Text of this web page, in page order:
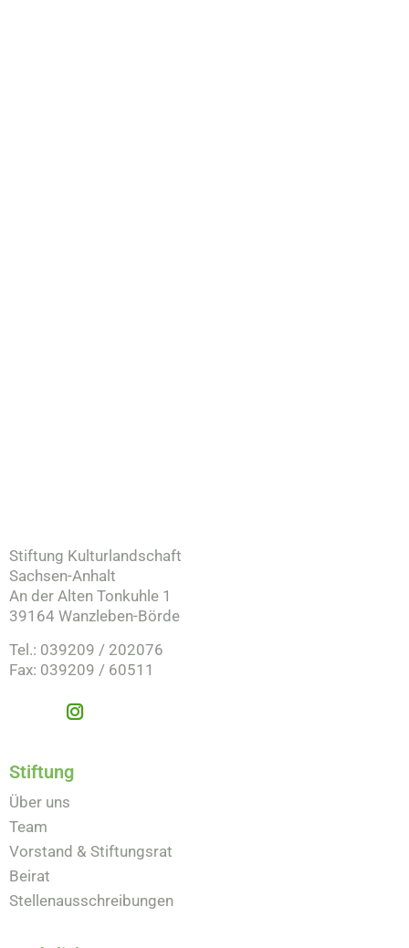
Stiftung Kulturlandschaft
Sachsen-Anhalt
An der Alten Tonkuhle 1
39164 Wanzleben-Börde
Tel.: 039209 / 202076
Fax: 039209 / 60511
Stiftung
Über uns
Team
Vorstand & Stiftungsrat
Beirat
Stellenausschreibungen